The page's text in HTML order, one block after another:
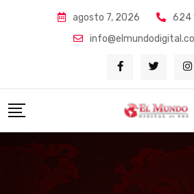
agosto 7, 2026
624